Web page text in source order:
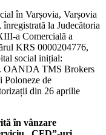
în Varșovia, Varșovia
la Judecătoria
a Comercială a
KRS 0000204776,
social inițial:
OANDA TMS Brokers
Poloneze de
din 26 aprilie
în vânzare